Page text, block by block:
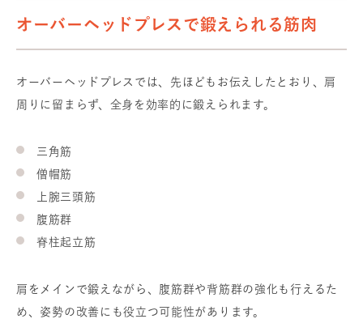
オーバーヘッドプレスで鍛えられる筋肉
オーバーヘッドプレスでは、先ほどもお伝えしたとおり、肩
周りに留まらず、全身を効率的に鍛えられます。
三角筋
僧帽筋
上腕三頭筋
腹筋群
脊柱起立筋
肩をメインで鍛えながら、腹筋群や背筋群の強化も行えるた
め、姿勢の改善にも役立つ可能性があります。